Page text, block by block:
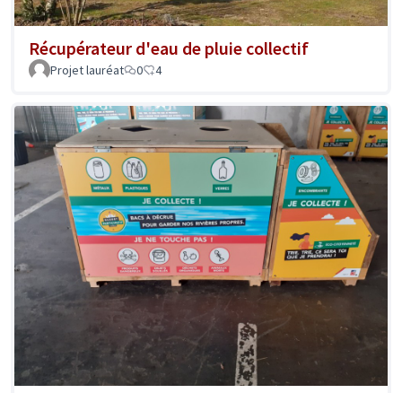
Récupérateur d'eau de pluie collectif
Projet lauréat 0 4